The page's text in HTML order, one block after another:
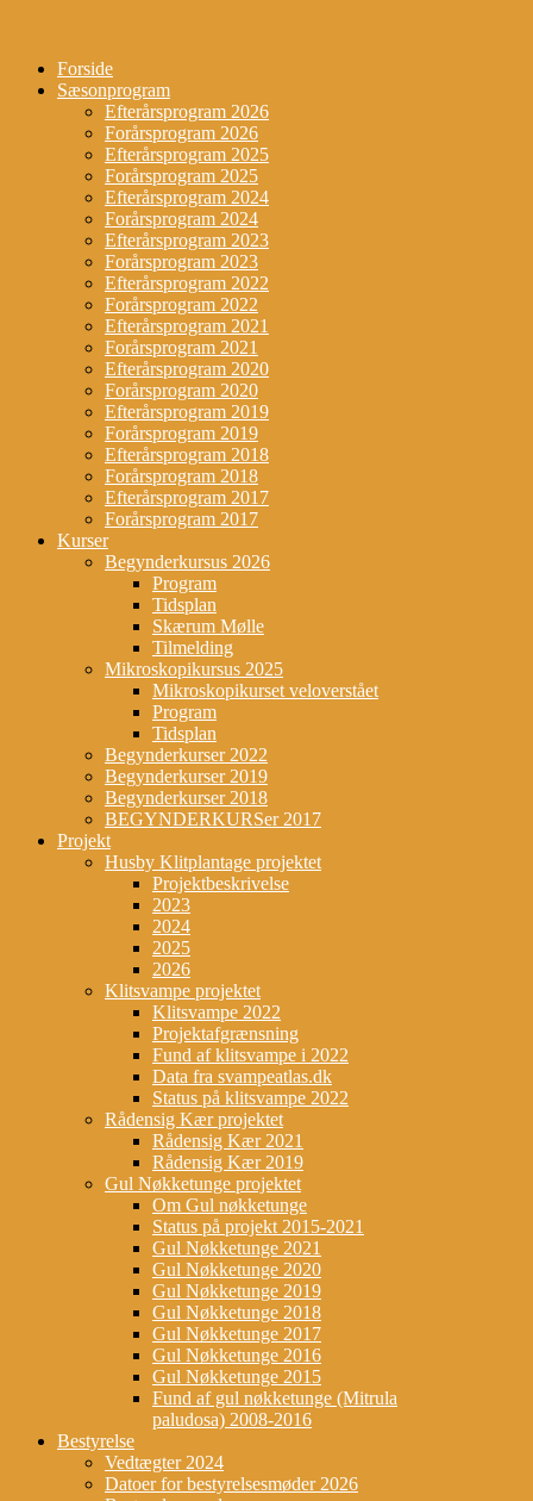
Forside
Sæsonprogram
Efterårsprogram 2026
Forårsprogram 2026
Efterårsprogram 2025
Forårsprogram 2025
Efterårsprogram 2024
Forårsprogram 2024
Efterårsprogram 2023
Forårsprogram 2023
Efterårsprogram 2022
Forårsprogram 2022
Efterårsprogram 2021
Forårsprogram 2021
Efterårsprogram 2020
Forårsprogram 2020
Efterårsprogram 2019
Forårsprogram 2019
Efterårsprogram 2018
Forårsprogram 2018
Efterårsprogram 2017
Forårsprogram 2017
Kurser
Begynderkursus 2026
Program
Tidsplan
Skærum Mølle
Tilmelding
Mikroskopikursus 2025
Mikroskopikurset veloverstået
Program
Tidsplan
Begynderkurser 2022
Begynderkurser 2019
Begynderkurser 2018
BEGYNDERKURSer 2017
Projekt
Husby Klitplantage projektet
Projektbeskrivelse
2023
2024
2025
2026
Klitsvampe projektet
Klitsvampe 2022
Projektafgrænsning
Fund af klitsvampe i 2022
Data fra svampeatlas.dk
Status på klitsvampe 2022
Rådensig Kær projektet
Rådensig Kær 2021
Rådensig Kær 2019
Gul Nøkketunge projektet
Om Gul nøkketunge
Status på projekt 2015-2021
Gul Nøkketunge 2021
Gul Nøkketunge 2020
Gul Nøkketunge 2019
Gul Nøkketunge 2018
Gul Nøkketunge 2017
Gul Nøkketunge 2016
Gul Nøkketunge 2015
Fund af gul nøkketunge (Mitrula
paludosa) 2008-2016
Bestyrelse
Vedtægter 2024
Datoer for bestyrelsesmøder 2026